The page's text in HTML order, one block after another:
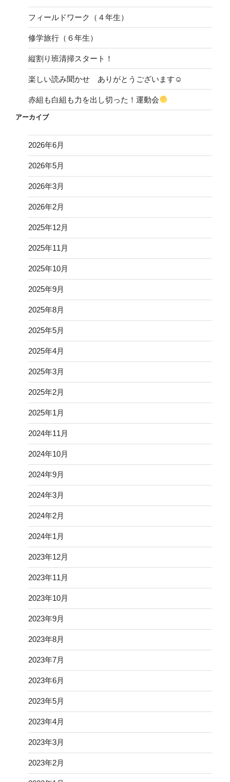
５月１日（金）に紫波警察署生活安全課少年補導員の
き、防犯教室を行いました。
昨年度に引き続き、少年補導員の方からは、自分の命
を守るためのお話として「いかのおすし」について教え
ていただきました。子供たちは、ついて「いか」ない、
る、おとなの人に「し」らせるを改めて確認しました。
するのがよいか、実際の行動の仕方を学びました。
少年警察ボランティアの方からは犯罪予防のための○×
クイズを行っていただき、楽しく学ぶことができまし
た。
page
Search
Search
最近の投稿
フィールドワーク（４年生）
修学旅行（６年生）
縦割り班清掃スタート！
楽しい読み聞かせ ありがとうございます☺
赤組も白組も力を出し切った！運動会
アーカイブ
2026年6月
2026年5月
2026年3月
2026年2月
2025年12月
2025年11月
2025年10月
2025年9月
2025年8月
2025年5月
2025年4月
2025年3月
2025年2月
2025年1月
2024年11月